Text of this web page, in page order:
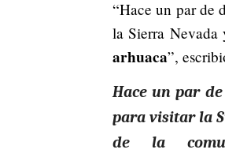
“Hace un par de
la Sierra
arhuaca”,
Hace un par
para visitar la
de la